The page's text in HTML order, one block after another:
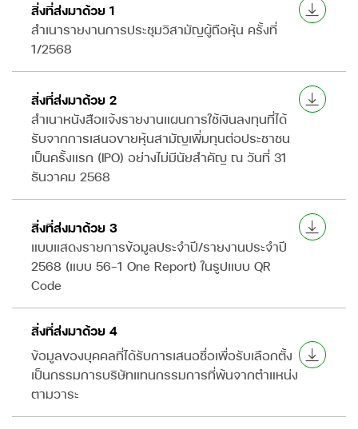
สิ่งที่ส่งมาด้วย 1
สำเนารายงานการประชุมวิสามัญผู้ถือหุ้น ครั้งที่
1/2568
สิ่งที่ส่งมาด้วย 2
สำเนาหนังสือแจ้งรายงานแผนการใช้เงินลงทุนที่ได้
รับจากการเสนอขายหุ้นสามัญเพิ่มทุนต่อประชาชน
เป็นครั้งแรก (IPO) อย่างไม่มีนัยสำคัญ ณ วันที่ 31
ธันวาคม 2568
สิ่งที่ส่งมาด้วย 3
แบบแสดงรายการข้อมูลประจำปี/รายงานประจำปี
2568 (แบบ 56-1 One Report) ในรูปแบบ QR
Code
สิ่งที่ส่งมาด้วย 4
ข้อมูลของบุคคลที่ได้รับการเสนอชื่อเพื่อรับเลือกตั้ง
เป็นกรรมการบริษัทแทนกรรมการที่พ้นจากตำแหน่ง
ตามวาระ